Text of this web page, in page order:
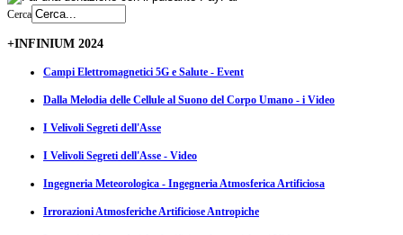
Cerca
+INFINIUM 2024
Campi Elettromagnetici 5G e Salute - Event
Dalla Melodia delle Cellule al Suono del Corpo Umano - i Video
I Velivoli Segreti dell'Asse
I Velivoli Segreti dell'Asse - Video
Ingegneria Meteorologica - Ingegneria Atmosferica Artificiosa
Irrorazioni Atmosferiche Artificiose Antropiche